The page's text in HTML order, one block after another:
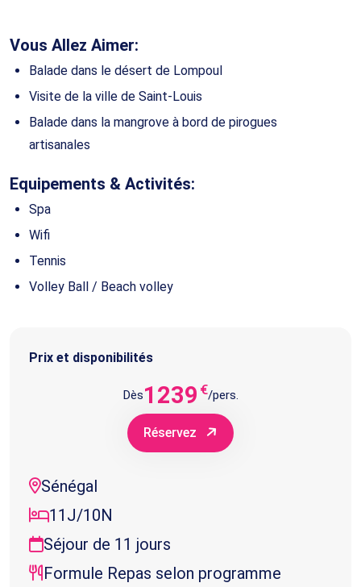
Vous Allez Aimer:
Balade dans le désert de Lompoul
Visite de la ville de Saint-Louis
Balade dans la mangrove à bord de pirogues
artisanales
Equipements & Activités:
Spa
Wifi
Tennis
Volley Ball / Beach volley
Prix et disponibilités
Dès1239 €/pers.
Réservez
Sénégal
11J/10N
Séjour de 11 jours
Formule Repas selon programme